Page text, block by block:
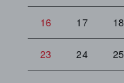
16 17 18
23 24 25